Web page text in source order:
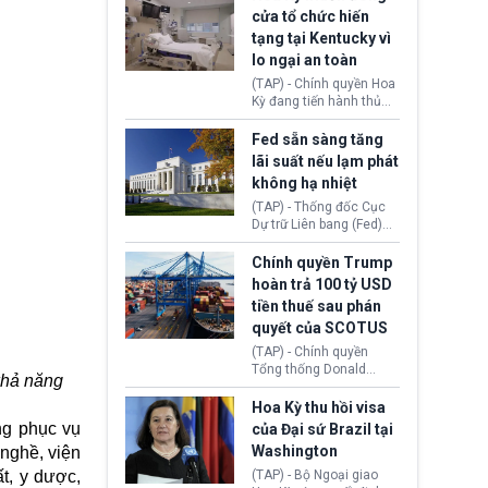
năng
phục vụ
viện
y dược,
nhằm duy trì hoạt động
Chủ tịch Gianni Infantino
tiếp tục đối mặt cáo
buộc dùng sức ép tài
chính để đổi lấy sự ủng
chính trị từ Liên đoàn
Bóng đá Jordan. Trước
áp lực dồn dập, FIFA phải
tổ chức cuộc họp khẩn ở
Morocco.
cửa tổ chức hiến
tạng tại Kentucky vì
lo ngại an toàn
(TAP) - Chính quyền Hoa
Kỳ đang tiến hành thủ
tục thu hồi chứng nhận
hoạt động của tổ chức
hiến tạng Network for
Hope (bang Kentucky).
Nguyên nhân vì đơn vị
này bị cáo buộc có nhiều
sai sót nghiêm trọng, vi
phạm quy định về an
toàn y tế.
Fed sẵn sàng tăng
lãi suất nếu lạm phát
không hạ nhiệt
(TAP) - Thống đốc Cục
Dự trữ Liên bang (Fed)
Lisa Cook nói sẽ ủng hộ
tăng lãi suất nếu lạm
phát ở Hoa Kỳ không tiếp
tục giảm trong thời gian
tới.
Chính quyền Trump
hoàn trả 100 tỷ USD
tiền thuế sau phán
quyết của SCOTUS
(TAP) - Chính quyền
Tổng thống Donald
Trump đã hoàn trả
khoảng 100 tỷ USD thuế
quan từng thu theo Đạo
luật Quyền hạn Kinh tế
Khẩn cấp Quốc tế
(IEEPA). Động thái này
Hoa Kỳ thu hồi visa
của Đại sứ Brazil tại
Washington
(TAP) - Bộ Ngoại giao